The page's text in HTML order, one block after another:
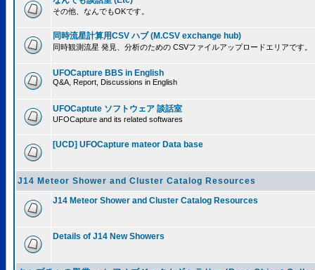
その他、なんでもOKです。
同時流星計算用CSV ハブ (M.CSV exchange hub)
同時観測流星 発見、分析のための CSVファイルアップロードエリアです。
UFOCapture BBS in English
Q&A, Report, Discussions in English
UFOCaptute ソフトウェア 談話室
UFOCapture and its related softwares
[UCD] UFOCapture mateor Data base
J14 Meteor Shower and Cluster Catalog Resources
J14 Meteor Shower and Cluster Catalog Resources
Details of J14 New Showers